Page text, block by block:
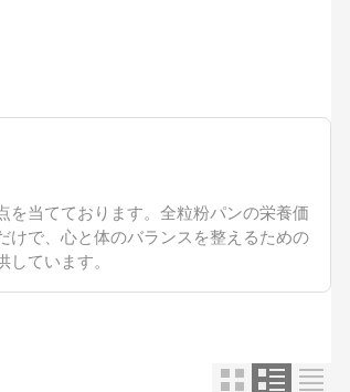
を当てております。全粒粉パンの栄養価
けで、心と体のバランスを整えるための
ています。